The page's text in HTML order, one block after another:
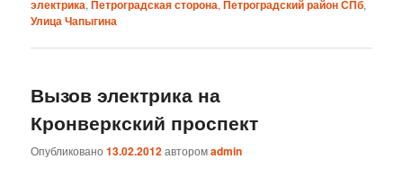
электрика,Петроградская сторона,Петроградский район СПб,
Улица Чапыгина
Вызов электрика на
Кронверкский проспект
Опубликовано13.02.2012авторомadmin